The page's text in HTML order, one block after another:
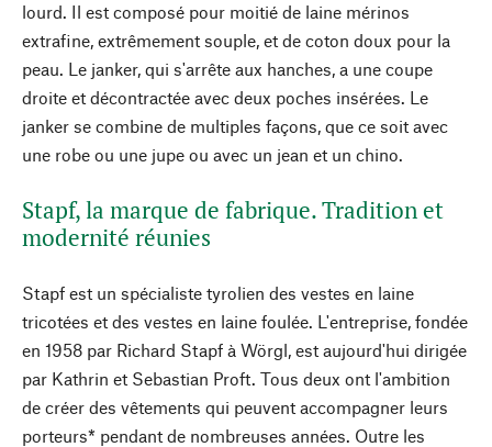
lourd. Il est composé pour moitié de laine mérinos
extrafine, extrêmement souple, et de coton doux pour la
peau. Le janker, qui s'arrête aux hanches, a une coupe
droite et décontractée avec deux poches insérées. Le
janker se combine de multiples façons, que ce soit avec
une robe ou une jupe ou avec un jean et un chino.
Stapf, la marque de fabrique. Tradition et
modernité réunies
Stapf est un spécialiste tyrolien des vestes en laine
tricotées et des vestes en laine foulée. L'entreprise, fondée
en 1958 par Richard Stapf à Wörgl, est aujourd'hui dirigée
par Kathrin et Sebastian Proft. Tous deux ont l'ambition
de créer des vêtements qui peuvent accompagner leurs
porteurs* pendant de nombreuses années. Outre les